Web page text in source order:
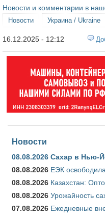
Новости и комментарии в
Новости Украина / Ukraine
16.12.2025 - 12:12
Новости
08.08.2026 Сахар в Нью-
08.08.2026 ЕЭК
08.08.2026 Казахстан:
08.08.2026 Урожайность
07.08.2026 Ежедневные